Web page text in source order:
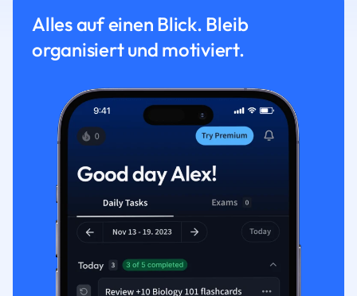
Alles auf einen Blick. Bleib
organisiert und motiviert.